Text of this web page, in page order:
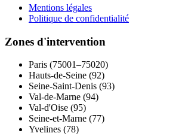
Mentions légales
Politique de confidentialité
Zones d'intervention
Paris (75001–75020)
Hauts-de-Seine (92)
Seine-Saint-Denis (93)
Val-de-Marne (94)
Val-d'Oise (95)
Seine-et-Marne (77)
Yvelines (78)